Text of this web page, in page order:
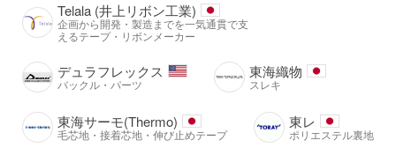
Telala (井上リボン工業)
企画から開発・製造までを一気通貫で支
えるテープ・リボンメーカー
デュラフレックス
バックル・パーツ
東海織物
スレキ
東海サーモ(Thermo)
毛芯地・接着芯地・伸び止めテープ
東レ
ポリエステル裏地